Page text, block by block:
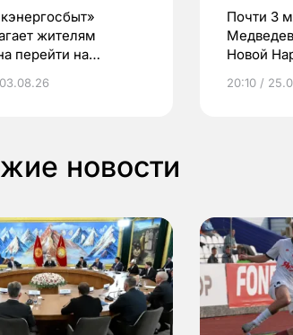
жителям
перейти на
призы
Почти 3
Новой
20:10 /
новости